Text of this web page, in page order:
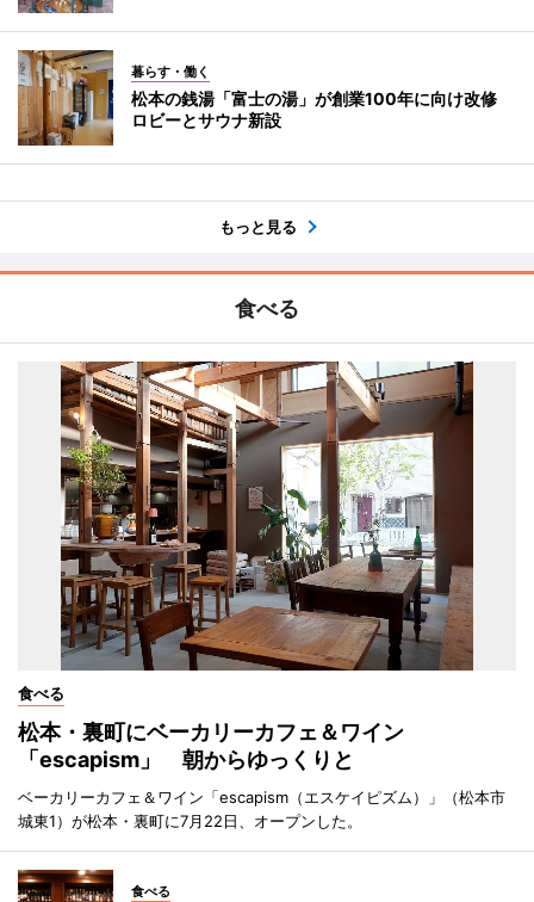
暮らす・働く
松本の銭湯「富士の湯」が創業100年に向け改修
ロビーとサウナ新設
もっと見る
食べる
食べる
松本・裏町にベーカリーカフェ＆ワイン
「escapism」 朝からゆっくりと
ベーカリーカフェ＆ワイン「escapism（エスケイピズム）」（松本市
城東1）が松本・裏町に7月22日、オープンした。
食べる